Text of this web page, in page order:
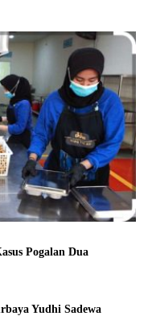
Pogalan Dua
Yudhi Sadewa